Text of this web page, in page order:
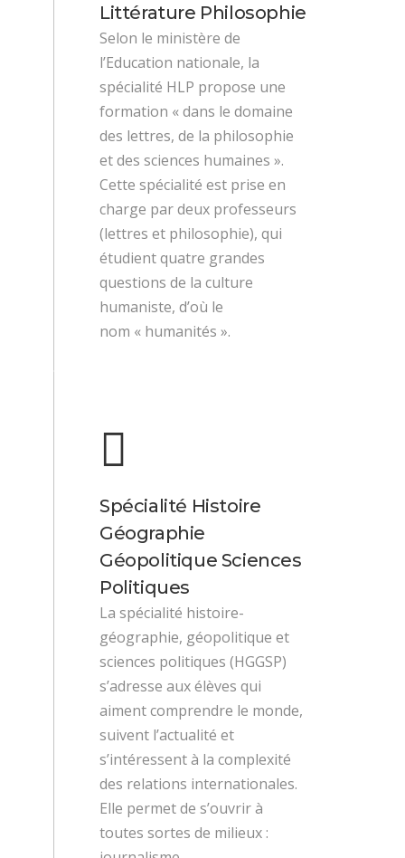
Littérature Philosophie
Selon le ministère de
l’Education nationale, la
spécialité HLP propose une
formation « dans le domaine
des lettres, de la philosophie
et des sciences humaines ».
Cette spécialité est prise en
charge par deux professeurs
(lettres et philosophie), qui
étudient quatre grandes
questions de la culture
humaniste, d’où le
nom « humanités ».
Spécialité Histoire
Géographie
Géopolitique Sciences
Politiques
La spécialité histoire-
géographie, géopolitique et
sciences politiques (HGGSP)
s’adresse aux élèves qui
aiment comprendre le monde,
suivent l’actualité et
s’intéressent à la complexité
des relations internationales.
Elle permet de s’ouvrir à
toutes sortes de milieux :